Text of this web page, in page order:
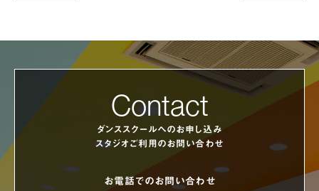
Contact
ダンススクールへのお申し込み
スタジオご利用のお問い合わせ
お電話でのお問い合わせ